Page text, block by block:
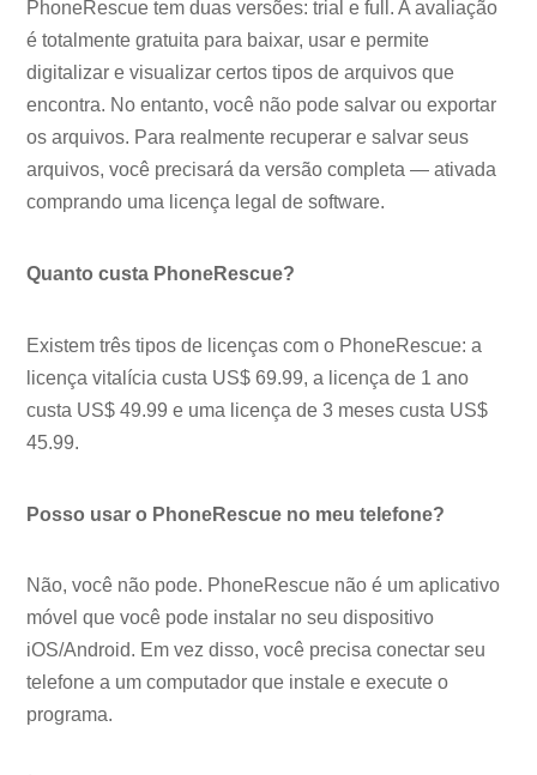
PhoneRescue tem duas versões: trial e full. A avaliação
é totalmente gratuita para baixar, usar e permite
digitalizar e visualizar certos tipos de arquivos que
encontra. No entanto, você não pode salvar ou exportar
os arquivos. Para realmente recuperar e salvar seus
arquivos, você precisará da versão completa — ativada
comprando uma licença legal de software.
Quanto custa PhoneRescue?
Existem três tipos de licenças com o PhoneRescue: a
licença vitalícia custa US$ 69.99, a licença de 1 ano
custa US$ 49.99 e uma licença de 3 meses custa US$
45.99.
Posso usar o PhoneRescue no meu telefone?
Não, você não pode. PhoneRescue não é um aplicativo
móvel que você pode instalar no seu dispositivo
iOS/Android. Em vez disso, você precisa conectar seu
telefone a um computador que instale e execute o
programa.